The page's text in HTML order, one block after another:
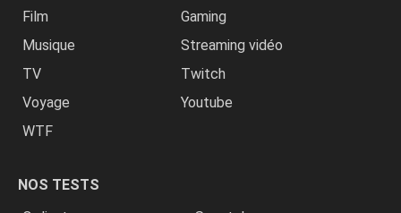
Film
Gaming
Musique
Streaming vidéo
TV
Twitch
Voyage
Youtube
WTF
NOS TESTS